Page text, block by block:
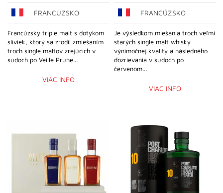
FRANCÚZSKO
Francúzsky triple malt s dotykom
sliviek, ktorý sa zrodil zmiešaním
troch single maltov zrejúcich v
sudoch po Veille Prune...
VIAC INFO
FRANCÚZSKO
Je výsledkom miešania troch veľmi
starých single malt whisky
výnimočnej kvality a následného
dozrievania v sudoch po
červenom...
VIAC INFO